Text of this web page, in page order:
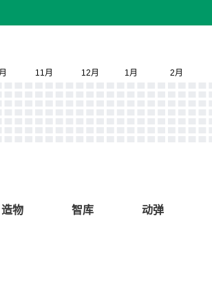
造物 智库 动弹